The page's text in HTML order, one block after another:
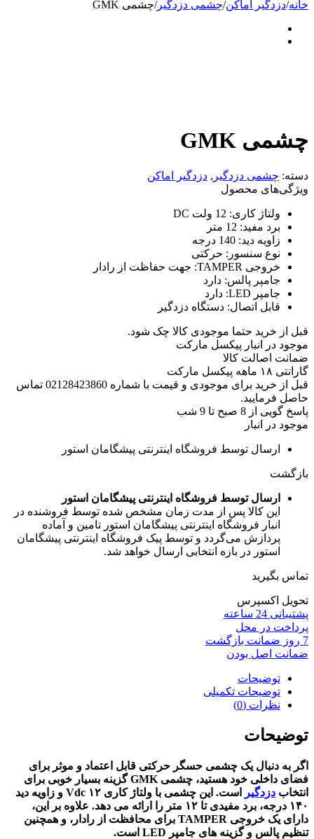
خانه/دزدگیر اماکن/چشمی دزدگیر/چشمی GMK
چشمی GMK
دسته: چشمی دزدگیر , دزدگیر اماکن
ویژگی‌های محصول
ولتاژ کاری: 12 ولت DC
برد مفید: 12 متر
زاویه دید: 140 درجه
نوع سنسور: حرکتی
خروجی TAMPER:
جهت حفاظت از رادار
جامپر پالس: دارد
جامپر LED:
دارد
قابل اتصال: دستگاه دزدگیر
قبل از خرید حتما موجودی کالا چک شود.
موجود در انبار پیکسل مارکت
ضمانت اصالت کالا
گارانتی ۱۸ ماهه پیکسل مارکت
قبل از خرید برای موجودی و قیمت با شماره 02128423860 تماس
حاصل فرمایید.
پاسخ گویی از 8 صبح تا 9 شب
موجود در انبار
ارسال توسط فروشگاه اینترنتی پیشگامان استور
بازگشت
ارسال توسط فروشگاه اینترنتی پیشگامان استور
این کالا پس از مدت زمان مشخص شده توسط فروشنده در
انبار فروشگاه اینترنتی پیشگامان استور تامین و آماده
پردازش می‌گردد و توسط پیک فروشگاه اینترنتی پیشگامان
استور در بازه انتخابی ارسال خواهد شد.
تماس بگیرید
تحویل اکسپرس
پشتیبانی 24 ساعته
پرداخت در محل
7 روز ضمانت بازگشت
ضمانت اصل بودن
توضیحات
توضیحات تکمیلی
نظرات (0)
توضیحات
اگر به دنبال یک چشمی حسگر حرکتی قابل اعتماد و موثر برای
فضای داخلی خود هستید، چشمی GMK گزینه بسیار خوبی برای
انتخاب دزدگیر
است. این چشمی با ولتاژ کاری ۱۲ Vdc و زاویه دید
۱۴۰ درجه، برد مفیدی تا ۱۲ متر را ارائه می دهد. علاوه بر این،
دارای یک خروجی TAMPER برای محافظت از رادار، و همچنین
تنظیم پالس و گزینه های جامپر LED است.